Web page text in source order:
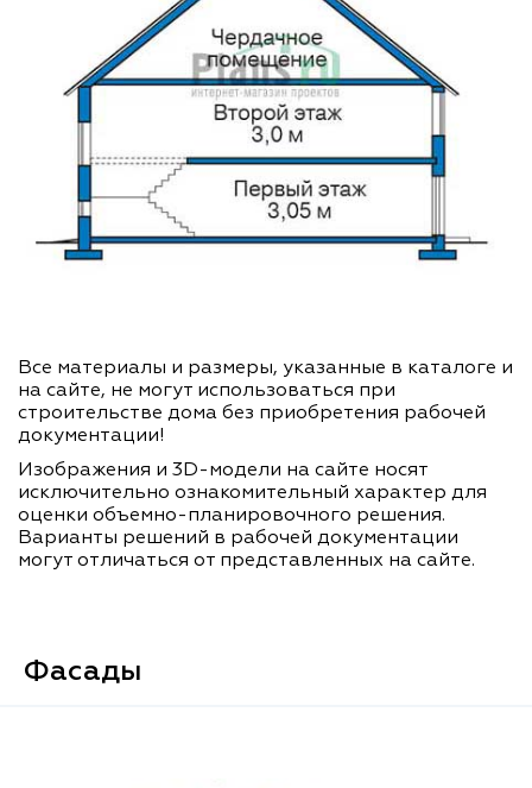
Все материалы и размеры, указанные в каталоге и
на сайте, не могут использоваться при
строительстве дома без приобретения рабочей
документации!
Изображения и 3D-модели на сайте носят
исключительно ознакомительный характер для
оценки объемно-планировочного решения.
Варианты решений в рабочей документации
могут отличаться от представленных на сайте.
Фасады